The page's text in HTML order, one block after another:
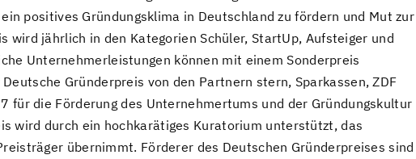
positives Gründungsklima in Deutschland zu fördern und Mut zur
wird jährlich in den Kategorien Schüler, StartUp, Aufsteiger und
Unternehmerleistungen können mit einem Sonderpreis
Gründerpreis von den Partnern stern, Sparkassen, ZDF
für die Förderung des Unternehmertums und der Gründungskultur
wird durch ein hochkarätiges Kuratorium unterstützt, das
übernimmt. Förderer des Deutschen Gründerpreises sind